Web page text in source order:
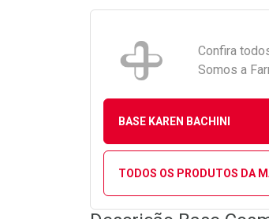
Confira
Somos a
BASE KAREN BACHINI
TODOS OS PRODUTOS DA